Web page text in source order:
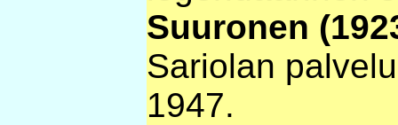
Suuronen
Sariolan
1947.